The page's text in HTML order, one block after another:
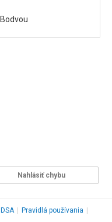
Nahlásiť chybu
DSA Pravidlá používania